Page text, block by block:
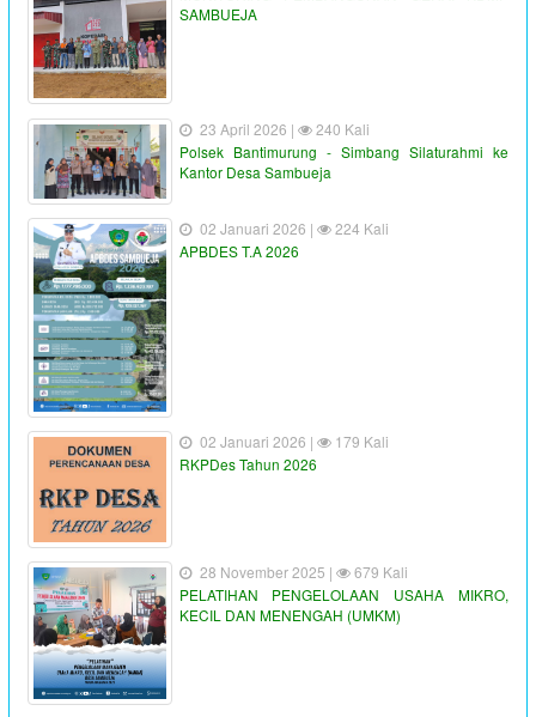
SAMBUEJA
23 April 2026 |
240 Kali
Polsek Bantimurung - Simbang Silaturahmi ke
Kantor Desa Sambueja
02 Januari 2026 |
224 Kali
APBDES T.A 2026
02 Januari 2026 |
179 Kali
RKPDes Tahun 2026
28 November 2025 |
679 Kali
PELATIHAN PENGELOLAAN USAHA MIKRO,
KECIL DAN MENENGAH (UMKM)